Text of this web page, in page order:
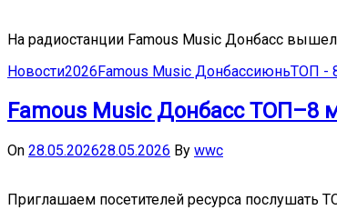
На радиостанции Famous Music Донбасс
Новости2026Famous Music ДонбассиюньТОП -
Famous Music Донбасс ТОП–8
On 28.05.202628.05.2026 By wwc
Приглашаем посетителей ресурса послушать